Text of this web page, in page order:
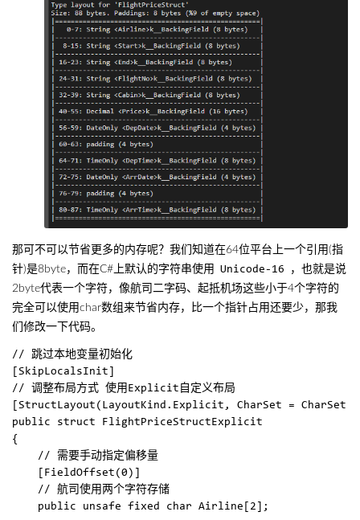
那可不可以节省更多的内存呢？我们知道在64位平台上一个引用(指
针)是8byte，而在C#上默认的字符串使用
Unicode-16
，也就是说
2byte代表一个字符，像航司二字码、起抵机场这些小于4个字符的
完全可以使用char数组来节省内存，比一个指针占用还要少，那我
们修改一下代码。
// 跳过本地变量初始化
[SkipLocalsInit]
// 调整布局方式 使用Explicit自定义布局
[StructLayout(LayoutKind.Explicit, CharSet =
public struct FlightPriceStructExplicit
{
    // 需要手动指定偏移量
    [FieldOffset(0)]
    // 航司使用两个字符存储
    public unsafe fixed char Airline[2];